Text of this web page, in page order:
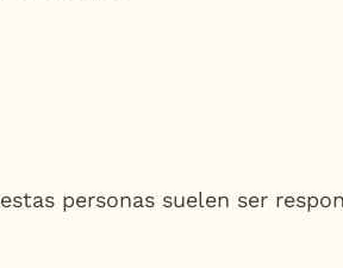
personas suelen ser